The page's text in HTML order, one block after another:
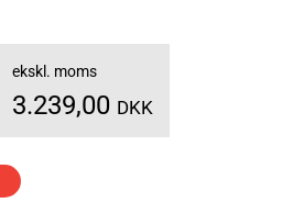
ekskl. moms
3.239,00 DKK